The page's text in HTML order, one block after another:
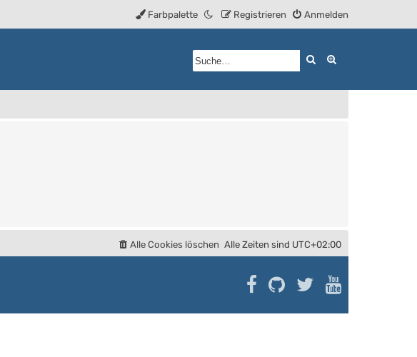
Anmelden
Registrieren
Farbpalette
Suche
Alle Zeiten sind UTC+02:00
Alle Cookies löschen